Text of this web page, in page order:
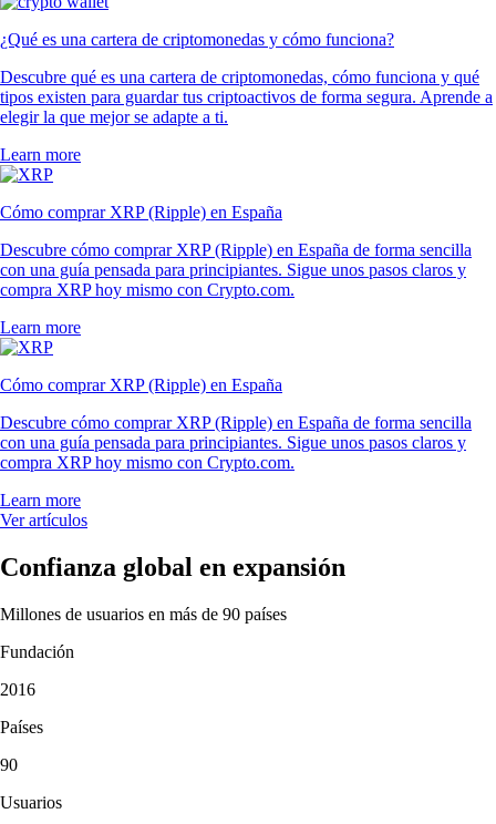
¿Qué es una cartera de criptomonedas y cómo funciona?
Descubre qué es una cartera de criptomonedas, cómo funciona y qué
tipos existen para guardar tus criptoactivos de forma segura. Aprende a
elegir la que mejor se adapte a ti.
Learn more
Cómo comprar XRP (Ripple) en España
Descubre cómo comprar XRP (Ripple) en España de forma sencilla
con una guía pensada para principiantes. Sigue unos pasos claros y
compra XRP hoy mismo con Crypto.com.
Learn more
Cómo comprar XRP (Ripple) en España
Descubre cómo comprar XRP (Ripple) en España de forma sencilla
con una guía pensada para principiantes. Sigue unos pasos claros y
compra XRP hoy mismo con Crypto.com.
Learn more
Ver artículos
Confianza global en expansión
Millones de usuarios en más de 90 países
Fundación
2016
Países
90
Usuarios